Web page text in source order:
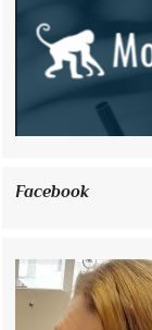
Facebook